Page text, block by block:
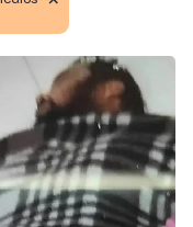
link